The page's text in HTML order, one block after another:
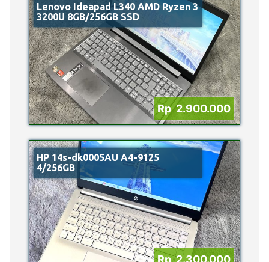
Lenovo Ideapad L340 AMD Ryzen 3
3200U 8GB/256GB SSD
Rp 2.900.000
HP 14s-dk0005AU A4-9125
4/256GB
Rp 2.300.000